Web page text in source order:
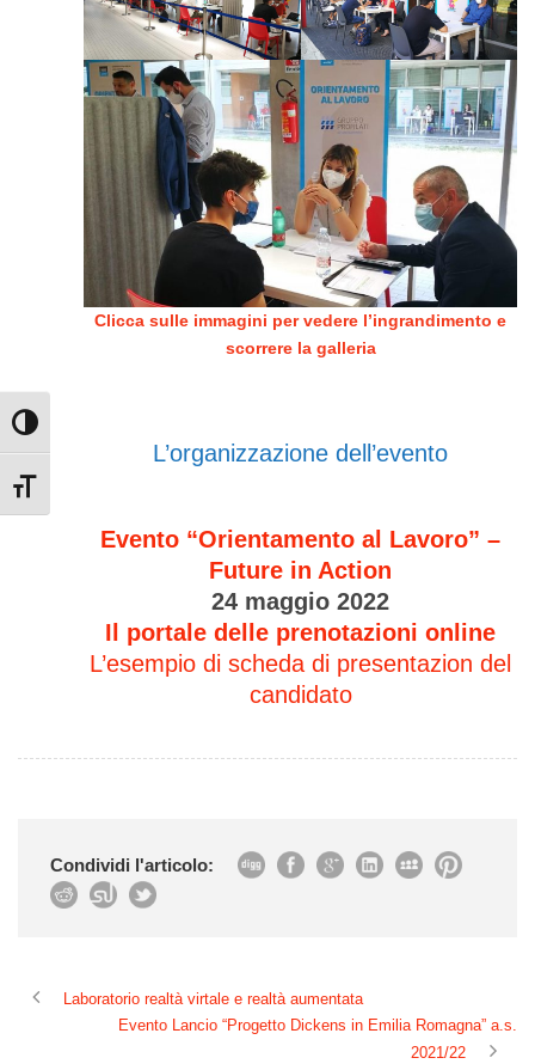
Attiva/disattiva alto contrasto
Attiva/disattiva dimensione testo
Clicca sulle immagini per vedere l’ingrandimento e
scorrere la galleria
L’organizzazione dell’evento
Evento “Orientamento al Lavoro” –
Future in Action
24 maggio 2022
Il portale delle prenotazioni online
L’esempio di scheda di presentazion del
candidato
Condividi l'articolo:
Laboratorio realtà virtale e realtà aumentata
Evento Lancio “Progetto Dickens in Emilia Romagna” a.s.
2021/22